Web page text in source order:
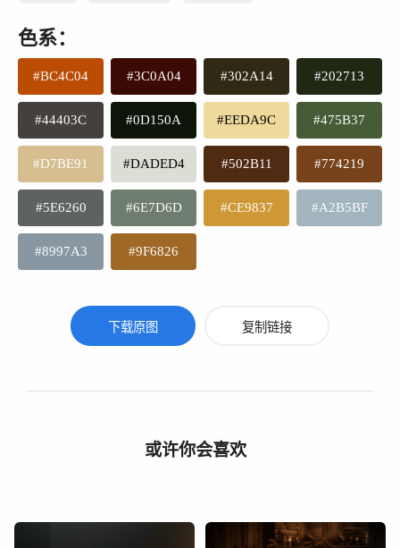
色系：
#BC4C04 #3C0A04 #302A14 #202713
#44403C #0D150A #EEDA9C #475B37
#D7BE91 #DADED4 #502B11 #774219
#5E6260 #6E7D6D #CE9837 #A2B5BF
#8997A3 #9F6826
下载原图 复制链接
或许你会喜欢